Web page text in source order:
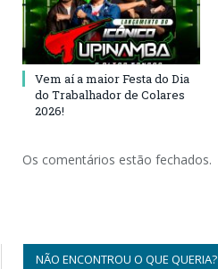
Vem aí a maior Festa do Dia
do Trabalhador de Colares
2026!
Os comentários estão fechados.
NÃO ENCONTROU O QUE QUERIA?